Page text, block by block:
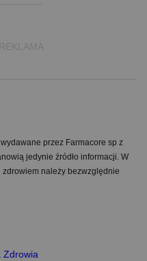
przez Farmacore sp z
jedynie źródło informacji. W
należy bezwzględnie
Zdrowia